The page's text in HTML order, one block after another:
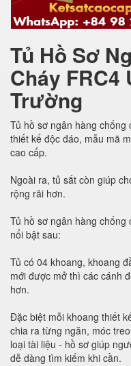
Tủ Hồ Sơ
Cháy FRC4
Trường
Tủ hồ sơ ngân hàng
thiết kế độc đáo, mẫu mã
cao cấp.
Ngoài ra, tủ sắt còn giúp
rộng rãi hơn.
Tủ hồ sơ ngân hàng
nổi bật sau:
Tủ có 04 khoang, khoang
mới được mở thì các cánh
hơn.
Đặc biệt mỗi khoang thiết
chia ra từng ngăn, móc
loại tài liệu - hồ sơ giúp
dễ dàng tìm kiếm khi cần.